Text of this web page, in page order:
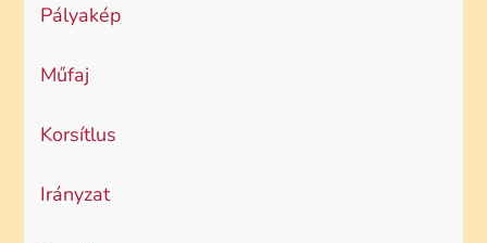
Pályakép
Műfaj
Korsítlus
Irányzat